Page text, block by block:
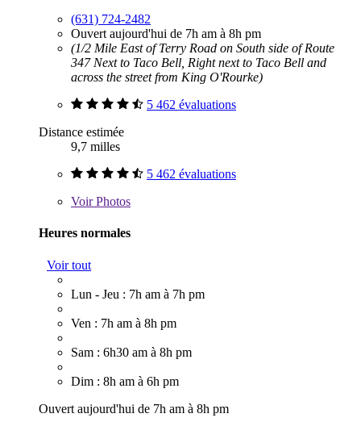
(631) 724-2482
Ouvert aujourd'hui de 7h am à 8h pm
(1/2 Mile East of Terry Road on South side of Route
347 Next to Taco Bell, Right next to Taco Bell and
across the street from King O'Rourke)
5 462 évaluations
Distance estimée
9,7 milles
5 462 évaluations
VoirPhotos
Heures normales
Voir tout
Lun - Jeu : 7h am à 7h pm
Ven : 7h am à 8h pm
Sam : 6h30 am à 8h pm
Dim : 8h am à 6h pm
Ouvert aujourd'hui de 7h am à 8h pm